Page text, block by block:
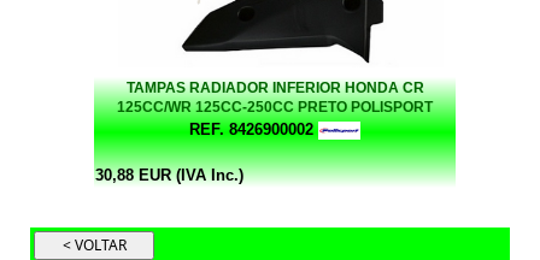
TAMPAS RADIADOR INFERIOR HONDA CR
125CC/WR 125CC-250CC PRETO POLISPORT
REF. 8426900002
30,88 EUR (IVA Inc.)